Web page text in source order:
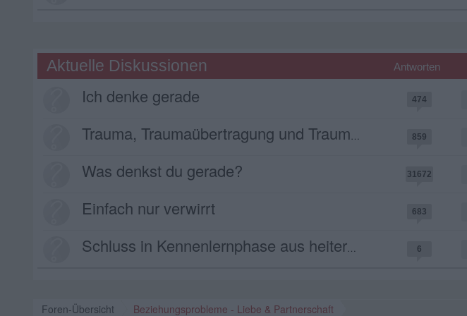
Aktuelle Diskussionen Antworten
Ich denke gerade 474
Trauma, Traumaübertragung und Traumafolgestörung 859
Was denkst du gerade? 31672
Einfach nur verwirrt 683
Schluss in Kennenlernphase aus heiterem Himmel 6
Foren-Übersicht Beziehungsprobleme - Liebe & Partnerschaft